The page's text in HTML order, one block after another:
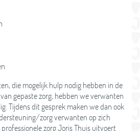
die mogelijk hulp nodig hebben in de
gepaste zorg, hebben we verwanten
Tijdens dit gesprek maken we dan ook
zorg verwanten op zich
zorg Joris Thuis uitvoert